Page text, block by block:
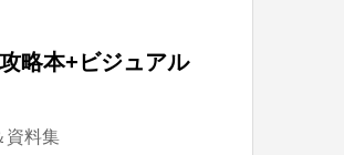
略本+ビジュアル
資料集